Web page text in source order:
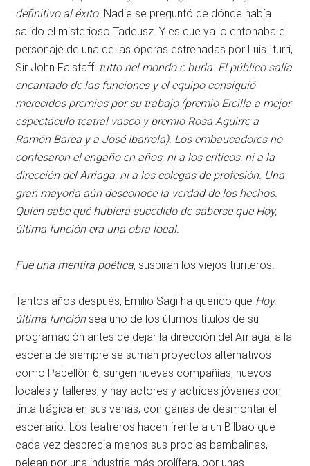
definitivo al éxito. Nadie se preguntó de dónde había
salido el misterioso Tadeusz. Y es que ya lo entonaba el
personaje de una de las óperas estrenadas por Luis Iturri,
Sir John Falstaff: tutto nel mondo e burla. El público salía
encantado de las funciones y el equipo consiguió
merecidos premios por su trabajo (premio Ercilla a mejor
espectáculo teatral vasco ypremio Rosa Aguirre a
Ramón Barea y a José Ibarrola). Los embaucadores no
confesaron el engaño en años, ni a los críticos, ni a la
dirección del Arriaga, ni a los colegas de profesión. Una
gran mayoría aún desconoce la verdad de los hechos.
Quién sabe qué hubiera sucedido de saberse que Hoy,
última función era una obra local.
Fue una mentira poética, suspiran los viejos titiriteros.
Tantos años después, Emilio Sagi ha querido que Hoy,
última funciónsea uno de los últimos títulos de su
programación antes de dejar la dirección del Arriaga; a la
escena de siempre se suman proyectos alternativos
como Pabellón 6; surgen nuevas compañías, nuevos
locales y talleres, y hay actores y actrices jóvenes con
tinta trágica en sus venas, con ganas de desmontar el
escenario. Los teatreros hacen frente a un Bilbao que
cada vez desprecia menos sus propias bambalinas,
pelean por una industria más prolífera, por unas